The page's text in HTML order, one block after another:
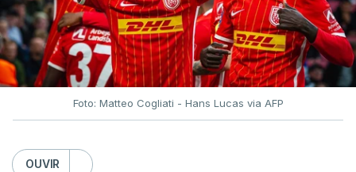
Foto: Matteo Cogliati - Hans Lucas via AFP
OUVIR